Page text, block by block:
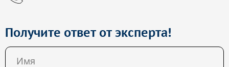
Получите ответ от эксперта!